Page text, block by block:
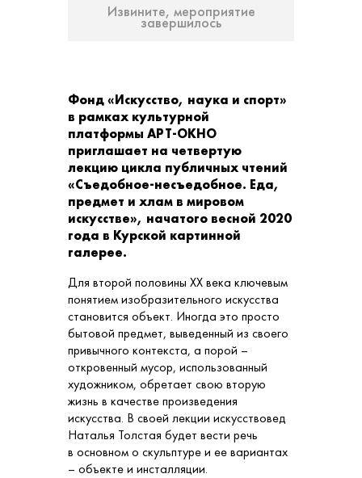
Извините, мероприятие
завершилось
Фонд «Искусство, наука и спорт»
в рамках культурной
платформы АРТ-ОКНО
приглашает на четвертую
лекцию цикла публичных чтений
«Съедобное-несъедобное. Еда,
предмет и хлам в мировом
искусстве», начатого весной 2020
года в Курской картинной
галерее.
Для второй половины ХХ века ключевым
понятием изобразительного искусства
становится объект. Иногда это просто
бытовой предмет, выведенный из своего
привычного контекста, а порой –
откровенный мусор, использованный
художником, обретает свою вторую
жизнь в качестве произведения
искусства. В своей лекции искусствовед
Наталья Толстая будет вести речь
в основном о скульптуре и ее вариантах
– объекте и инсталляции.